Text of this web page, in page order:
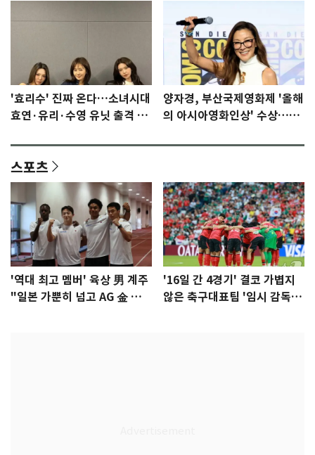
'효리수' 진짜 온다…소녀시대
효연·유리·수영 유닛 출격 [N
양자경, 부산국제영화제 '올해
의 아시아영화인상' 수상…15
스포츠
'역대 최고 멤버' 육상 男 계주
"일본 가뿐히 넘고 AG 金 따겠
'16일 간 4경기' 결코 가볍지
않은 축구대표팀 '임시 감독'